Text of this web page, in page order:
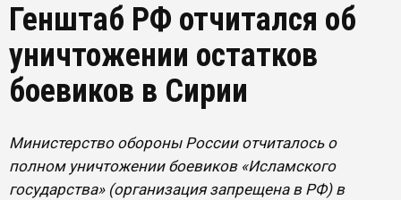
Генштаб РФ отчитался об
уничтожении остатков
боевиков в Сирии
Министерство обороны России отчиталось о
полном уничтожении боевиков «Исламского
государства» (организация запрещена в РФ) в